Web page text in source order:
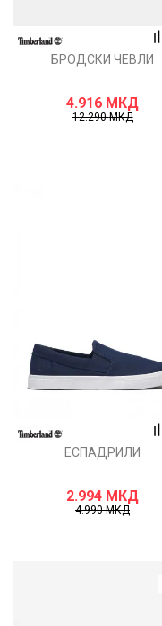
БРОДСКИ ЧЕВЛИ
4.916 МКД
12.290МКД
ЕСПАДРИЛИ
2.994 МКД
4.990МКД